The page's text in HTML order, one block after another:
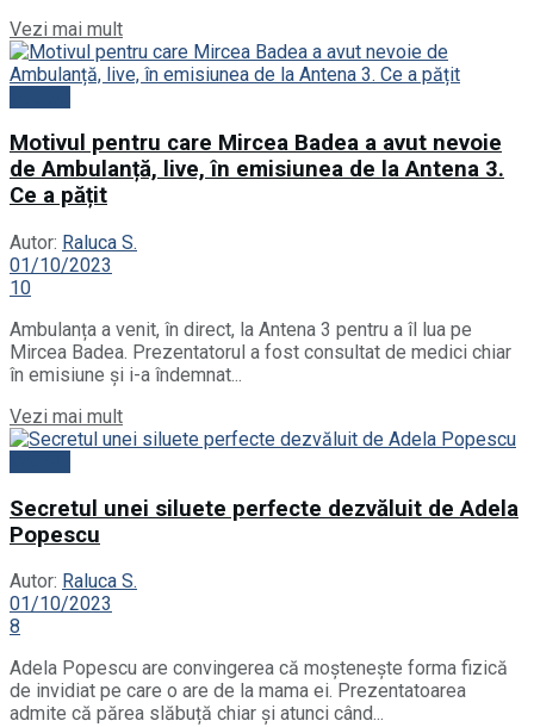
Vezi mai mult
Motivul pentru care Mircea Badea a avut nevoie
de Ambulanță, live, în emisiunea de la Antena 3.
Ce a pățit
Autor: Raluca S.
01/10/2023
10
Ambulanța a venit, în direct, la Antena 3 pentru a îl lua pe
Mircea Badea. Prezentatorul a fost consultat de medici chiar
în emisiune și i-a îndemnat...
Vezi mai mult
Secretul unei siluete perfecte dezvăluit de Adela
Popescu
Autor: Raluca S.
01/10/2023
8
Adela Popescu are convingerea că moștenește forma fizică
de invidiat pe care o are de la mama ei. Prezentatoarea
admite că părea slăbuță chiar și atunci când...